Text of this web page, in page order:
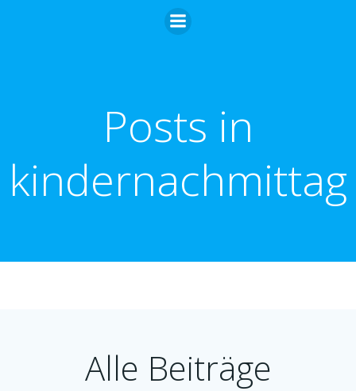
Zum
Inhalt
Posts in
kindernachmittag
Alle Beiträge